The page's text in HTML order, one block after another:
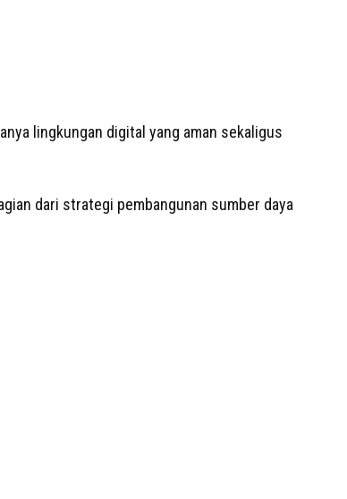
lingkungan digital yang aman sekaligus
dari strategi pembangunan sumber daya